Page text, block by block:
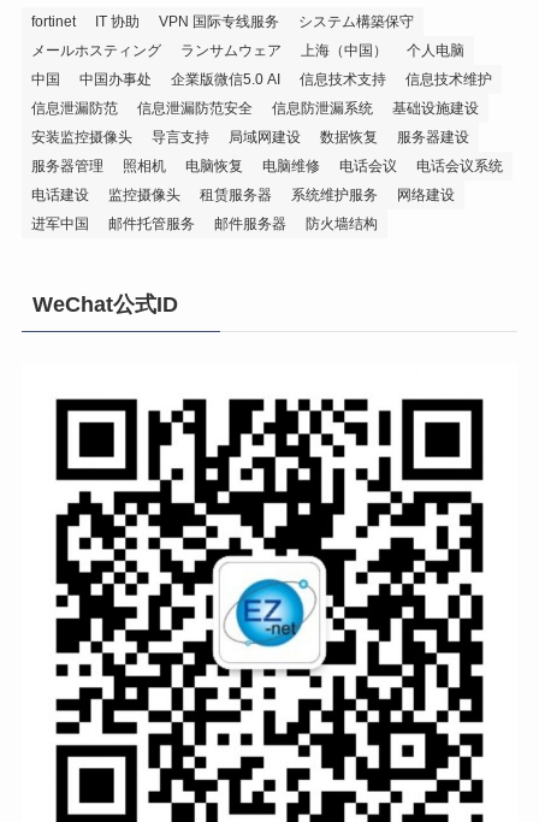
fortinet IT 协助 VPN 国际专线服务
システム構築保守
メールホスティング
ランサムウェア 上海（中国）
个人电脑
中国
中国办事处 企業版微信5.0 AI 信息技术支持
信息技术维护
信息泄漏防范
信息泄漏防范安全 信息防泄漏系统
基础设施建设
安装监控摄像头
导言支持 局域网建设 数据恢复
服务器建设
服务器管理
照相机 电脑恢复 电脑维修 电话会议
电话会议系统
电话建设
监控摄像头 租赁服务器 系统维护服务
网络建设
进军中国
邮件托管服务 邮件服务器 防火墙结构
WeChat公式ID